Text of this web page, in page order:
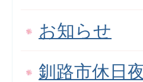
お知らせ
釧路市休日